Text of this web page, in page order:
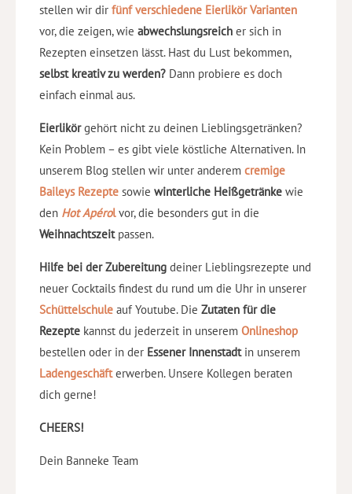
stellen wir dir fünf verschiedene Eierlikör Varianten
vor, die zeigen, wie abwechslungsreich er sich in
Rezepten einsetzen lässt. Hast du Lust bekommen,
selbst kreativ zu werden? Dann probiere es doch
einfach einmal aus.
Eierlikörgehört nicht zu deinen Lieblingsgetränken?
Kein Problem – es gibt viele köstliche Alternativen. In
unserem Blog stellen wir unter anderem cremige
Baileys Rezepte sowie winterliche Heißgetränke wie
den Hot Apérol vor, die besonders gut in die
Weihnachtszeitpassen.
Hilfe bei der Zubereitung deiner Lieblingsrezepte und
neuer Cocktails findest du rund um die Uhr in unserer
Schüttelschule auf Youtube. Die Zutaten für die
Rezepte kannst du jederzeit in unserem Onlineshop
bestellen oder in der Essener Innenstadtin unserem
Ladengeschäfterwerben. Unsere Kollegen beraten
dich gerne!
CHEERS!
Dein Banneke Team